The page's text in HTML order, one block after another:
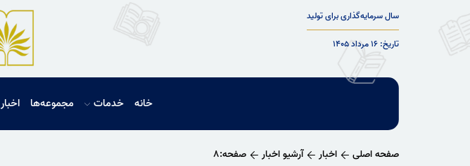
سال سرمایه‌گذاری برای تولید
تاریخ: ۱۶ مرداد ۱۴۰۵
خانه خدمات مجموعه‌ها اخبار
صفحه اصلی اخبار آرشیو اخبار صفحه:۸